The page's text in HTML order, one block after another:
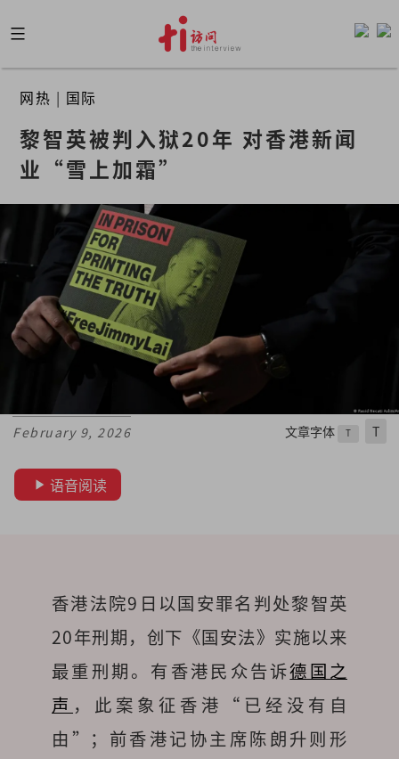
to
content
网热 | 国际
黎智英被判入狱20年 对香港新闻
业“雪上加霜”
February 9, 2026 文章字体 T T
语音阅读
香港法院9日以国安罪名判处黎智英
20年刑期，创下《国安法》实施以来
最重刑期。有香港民众告诉德国之
声 ，此案象征香港“已经没有自
由”；前香港记协主席陈朗升则形